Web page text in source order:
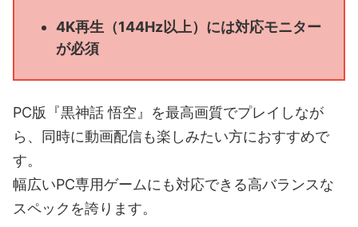
4K再生（144Hz以上）には対応モニター
が必須
PC版『黒神話 悟空』を最高画質でプレイしなが
ら、同時に動画配信も楽しみたい方におすすめで
す。
幅広いPC専用ゲームにも対応できる高バランスな
スペックを誇ります。